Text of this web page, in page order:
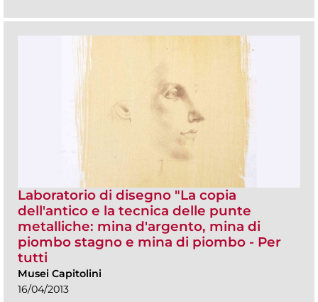
Laboratorio di disegno "La copia
dell'antico e la tecnica delle punte
metalliche: mina d'argento, mina di
piombo stagno e mina di piombo - Per
tutti
Musei Capitolini
16/04/2013